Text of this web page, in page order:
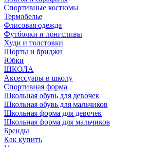
Спортивные костюмы
Термобелье
Флисовая одежда
Футболки и лонгсливы
Худи и толстовки
Шорты и бриджи
Юбки
ШКОЛА
Аксессуары в школу
Спортивная форма
Школьная обувь для девочек
Школьная обувь для мальчиков
Школьная форма для девочек
Школьная форма для мальчиков
Бренды
Как купить